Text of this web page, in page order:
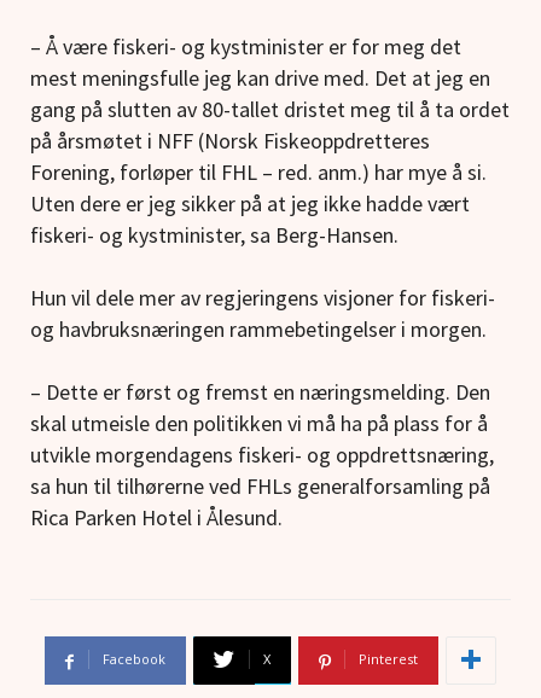
– Å være fiskeri- og kystminister er for meg det
mest meningsfulle jeg kan drive med. Det at jeg en
gang på slutten av 80-tallet dristet meg til å ta ordet
på årsmøtet i NFF (Norsk Fiskeoppdretteres
Forening, forløper til FHL – red. anm.) har mye å si.
Uten dere er jeg sikker på at jeg ikke hadde vært
fiskeri- og kystminister, sa Berg-Hansen.
Hun vil dele mer av regjeringens visjoner for fiskeri-
og havbruksnæringen rammebetingelser i morgen.
– Dette er først og fremst en næringsmelding. Den
skal utmeisle den politikken vi må ha på plass for å
utvikle morgendagens fiskeri- og oppdrettsnæring,
sa hun til tilhørerne ved FHLs generalforsamling på
Rica Parken Hotel i Ålesund.
Facebook X Pinterest